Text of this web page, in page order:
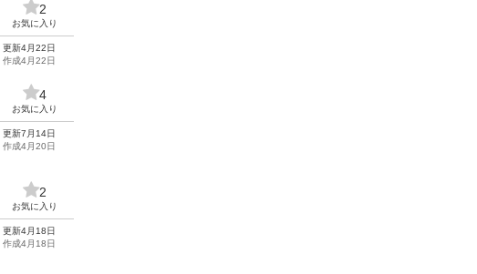
2
お気に入り
更新4月22日
作成4月22日
4
お気に入り
更新7月14日
作成4月20日
2
お気に入り
更新4月18日
作成4月18日